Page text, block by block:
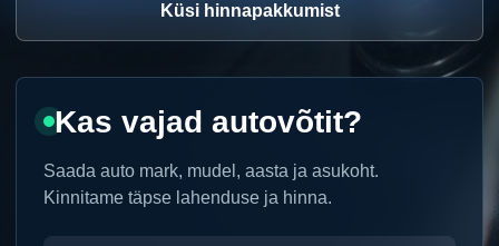
Küsi hinnapakkumist
Kas vajad autovõtit?
Saada auto mark, mudel, aasta ja asukoht.
Kinnitame täpse lahenduse ja hinna.